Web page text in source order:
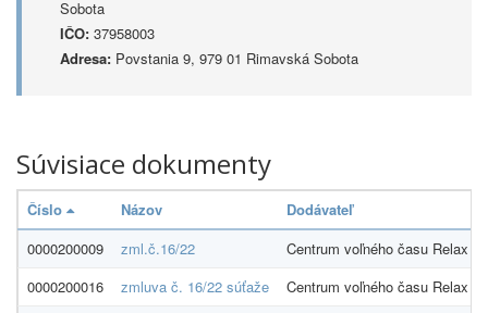
Sobota
IČO: 37958003
Adresa: Povstania 9, 979 01 Rimavská Sobota
Súvisiace dokumenty
Číslo Názov Dodávateľ
0000200009
zml.č.16/22
Centrum voľného času Relax
0000200016
zmluva č. 16/22 súťaže
Centrum voľného času Relax